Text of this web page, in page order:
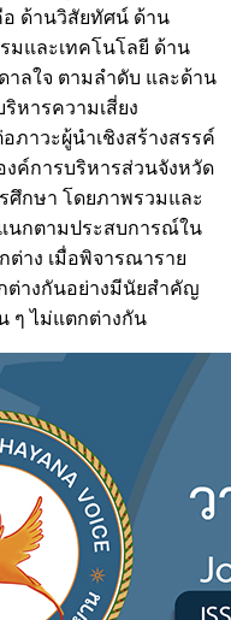
ด้านวิสัยทัศน์ ด้าน
มและเทคโนโลยี ด้าน
าลใจ ตามลำดับ และด้าน
หารความเสี่ยง
ภาวะผู้นำเชิงสร้างสรรค์
ค์การบริหารส่วนจังหวัด
ศึกษา โดยภาพรวมและ
นกตามประสบการณ์ใน
ต่าง เมื่อพิจารณาราย
ต่างกันอย่างมีนัยสำคัญ
ๆ ไม่แตกต่างกัน